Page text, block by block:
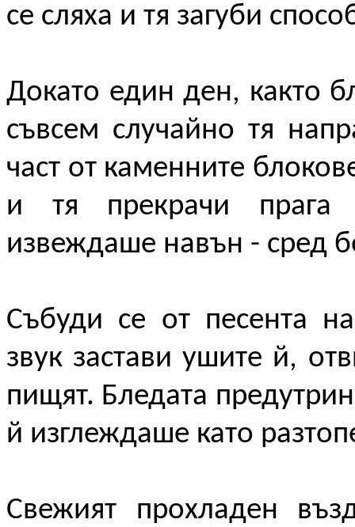
се сляха и тя загуби
Докато един ден, както
съвсем случайно тя
част от каменните
и тя прекрачи прага
извеждаше навън - сред
Събуди се от песента
звук застави ушите й,
пищят. Бледата
й изглеждаше като
Свежият прохладен